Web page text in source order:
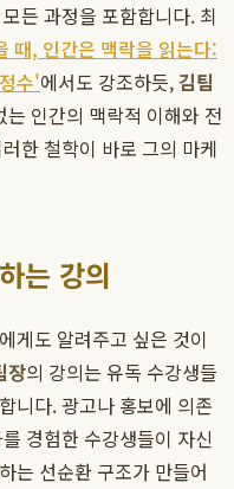
든 과정을 포함합니다. 최
때, 인간은 맥락을 읽는다:
수'에서도 강조하듯,김팀
인간의 맥락적 이해와 전
한 철학이 바로 그의 마케
는 강의
게도 알려주고 싶은 것이
장의 강의는 유독 수강생들
니다. 광고나 홍보에 의존
경험한 수강생들이 자신
는 선순환 구조가 만들어